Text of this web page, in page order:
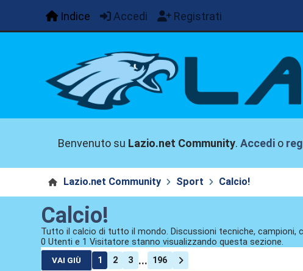
Indice Accedi Registrati
Benvenuto su Lazio.net Community.Accedi o
Lazio.net Community Sport Calcio!
Calcio!
Tutto il calcio di tutto il mondo. Discussioni tecniche, campioni,
0 Utenti e 1 Visitatore stanno visualizzando questa sezione.
VAI GIÙ 1 2 3 ... 196